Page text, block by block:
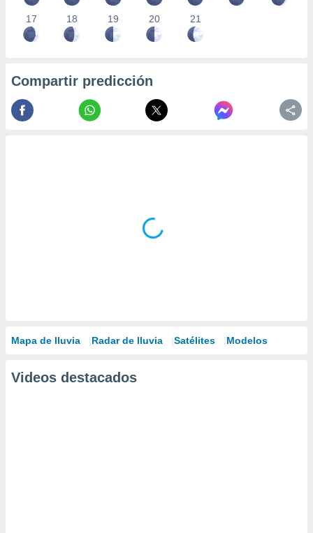
de
de
e
17 18 19 20 21
Compartir predicción
Mapa de lluvia Radar de lluvia Satélites Modelos
Videos destacados